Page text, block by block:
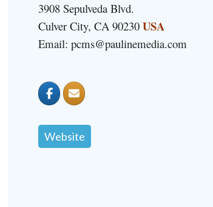
3908 Sepulveda Blvd.
Culver City, CA 90230 USA
Email: pcms@paulinemedia.com
Website